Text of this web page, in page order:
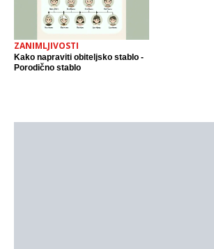
ZANIMLJIVOSTI
Kako napraviti obiteljsko stablo -
Porodično stablo